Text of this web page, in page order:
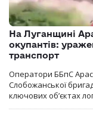
На Луганщині
окупантів:
транспорт
Оператори ББпС
Слобожанської
ключових об’єктах